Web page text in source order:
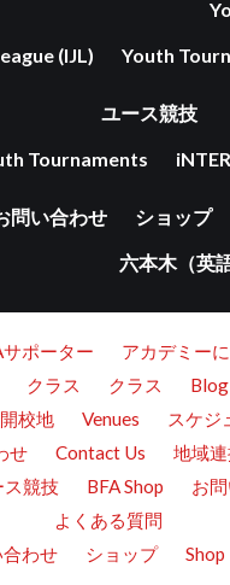
(IJL)
Youth
ユース競技
Tournaments
問い合わせ ショップ
六本木（英
サポーター アカデミー
クラス クラス Blog
開校地 Venues スケジ
せ Contact Us 地域
ス競技 BFA Shop お
よくある質問
わせ ショップ Shop